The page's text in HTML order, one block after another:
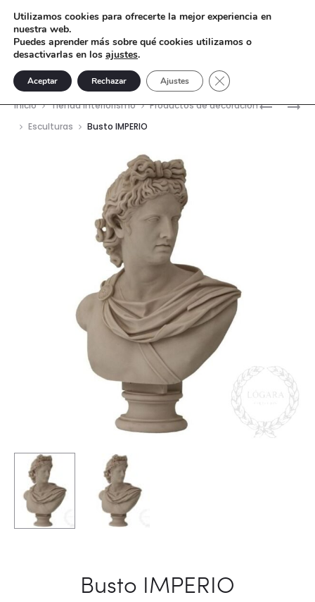
BUSTO
Inicio Tienda interiorismo
Productos de decoración
Esculturas
Busto IMPERIO
Busto IMPERIO
Utilizamos cookies para ofrecerte la mejor experiencia en
nuestra web.
Puedes aprender más sobre qué cookies utilizamos o
desactivarlas en los ajustes.
Aceptar Rechazar Ajustes Cerrar el banner de